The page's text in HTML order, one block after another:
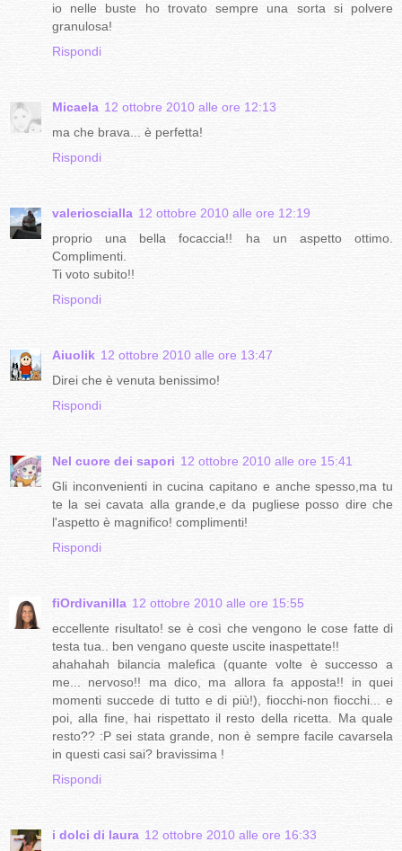
io nelle buste ho trovato sempre una sorta si polvere
granulosa!
Rispondi
Micaela 12 ottobre 2010 alle ore 12:13
ma che brava... è perfetta!
Rispondi
valerioscialla 12 ottobre 2010 alle ore 12:19
proprio una bella focaccia!! ha un aspetto ottimo.
Complimenti.
Ti voto subito!!
Rispondi
Aiuolik 12 ottobre 2010 alle ore 13:47
Direi che è venuta benissimo!
Rispondi
Nel cuore dei sapori 12 ottobre 2010 alle ore 15:41
Gli inconvenienti in cucina capitano e anche spesso,ma tu
te la sei cavata alla grande,e da pugliese posso dire che
l'aspetto è magnifico! complimenti!
Rispondi
fiOrdivanilla 12 ottobre 2010 alle ore 15:55
eccellente risultato! se è così che vengono le cose fatte di
testa tua.. ben vengano queste uscite inaspettate!!
ahahahah bilancia malefica (quante volte è successo a
me... nervoso!! ma dico, ma allora fa apposta!! in quei
momenti succede di tutto e di più!), fiocchi-non fiocchi... e
poi, alla fine, hai rispettato il resto della ricetta. Ma quale
resto?? :P sei stata grande, non è sempre facile cavarsela
in questi casi sai? bravissima !
Rispondi
i dolci di laura 12 ottobre 2010 alle ore 16:33